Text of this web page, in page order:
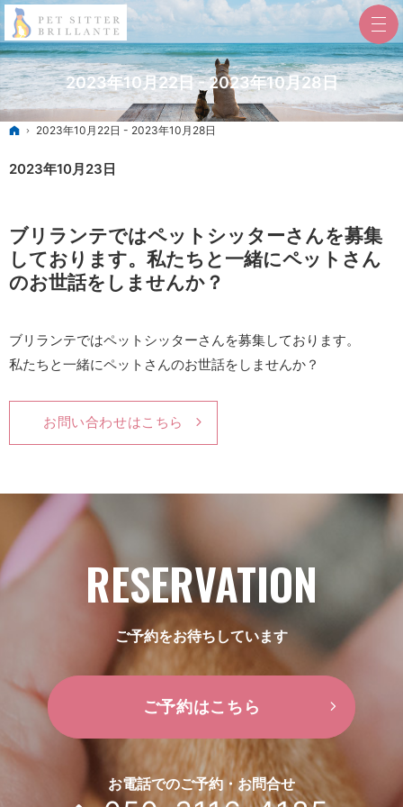
2023年10月22日 - 2023年10月28日
ホーム
2023年10月22日 - 2023年10月28日
2023年10月23日
ブリランテではペットシッターさんを募集
しております。私たちと一緒にペットさん
のお世話をしませんか？
ブリランテではペットシッターさんを募集しております。
私たちと一緒にペットさんのお世話をしませんか？
お問い合わせはこちら
RESERVATION
ご予約をお待ちしています
ご予約はこちら
お電話でのご予約・お問合せ